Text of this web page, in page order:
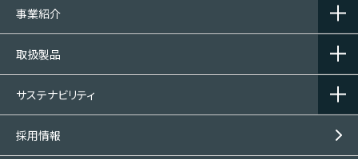
事業紹介
取扱製品
サステナビリティ
採用情報